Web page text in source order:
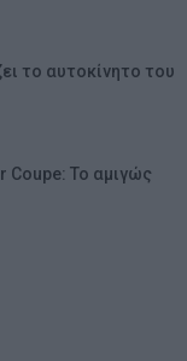
το αυτοκίνητο του
Coupe: Το αμιγώς